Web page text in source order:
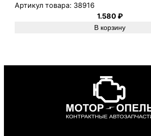
Артикул товара: 38916
1.580₽
В корзину